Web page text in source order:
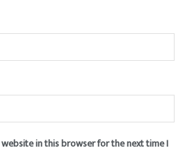
website in this browser for the next time I